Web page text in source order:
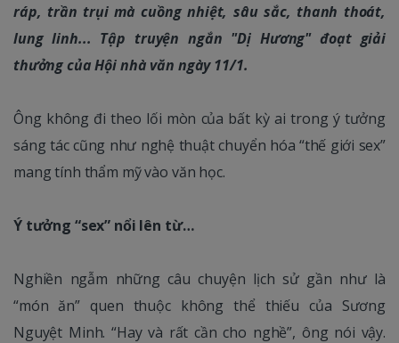
ráp, trần trụi mà cuồng nhiệt, sâu sắc, thanh thoát,
lung linh... Tập truyện ngắn "Dị Hương" đoạt giải
thưởng của Hội nhà văn ngày 11/1.
Ông không đi theo lối mòn của bất kỳ ai trong ý tưởng
sáng tác cũng như nghệ thuật chuyển hóa “thế giới sex”
mang tính thẩm mỹ vào văn học.
Ý tưởng “sex” nổi lên từ…
Nghiền ngẫm những câu chuyện lịch sử gần như là
“món ăn” quen thuộc không thể thiếu của Sương
Nguyệt Minh. “Hay và rất cần cho nghề”, ông nói vậy.